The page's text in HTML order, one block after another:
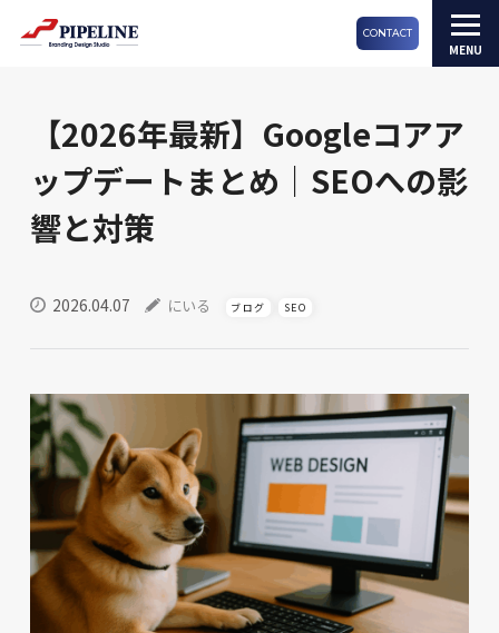
CONTACT
【2026年最新】Googleコアア
ップデートまとめ｜SEOへの影
響と対策
2026.04.07 にいる ブログ SEO